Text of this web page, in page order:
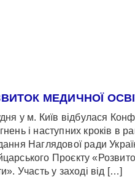
МЕДИЧНОЇ
у м. Київ відбулася
і наступних кроків в
Наглядової ради
Проєкту
Участь у заході від […]